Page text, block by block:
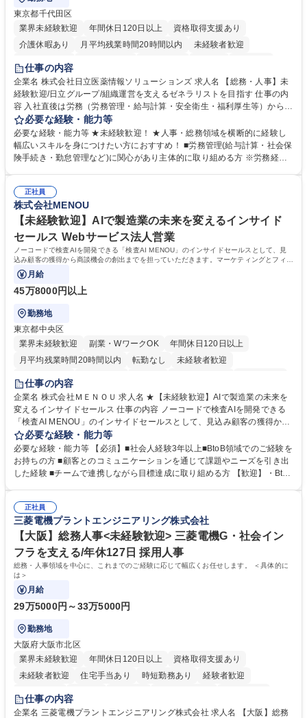
東京都千代田区
業界未経験歓迎
年間休日120日以上
資格取得支援あり
介護休暇あり
月平均残業時間20時間以内
未経験者歓迎
住宅手当あり
育休あり
完全週休2日制 交通費支給 土日祝休み 寮・社宅あり
仕事の内容
企業名 株式会社日立医薬情報ソリューションズ 求人名 【総務・人事】未
経験歓迎/日立グループ/組織運営を支えるゼネラリストを目指す 仕事の内
容 入社直後は労務（労務管理・給与計算・安全衛生・福利厚生等）からお
任せいたします。将来は総務・採用・教育業務へ守備範囲を広げ、組織運
営を支えるゼネラリストをめざせます。 ・初期業務：労働時間管理、給与
計算、社会保険対応、福利厚生管理、安全衛生、健康経営推進等をお任せ
します。ご経験に応じて、休職者管理など、幅広く経験を積んでいただき
幅広く経験を積みたい意欲がある方に最適な環境です。 募集職種 【総
務・人事】未経験歓迎/日立グループ/組織運営を支えるゼネラリストを目
指す
必要な経験・能力等
必要な経験・能力等 ★未経験歓迎！ ★人事・総務領域を横断的に経験し
幅広いスキルを身につけたい方におすすめ！ ■労務管理(給与計算・社会保
険手続き・勤怠管理など)に関心があり主体的に取り組める方 ※労務経験
のご経験 ■労務管理（給与計算・社会保険手続き・勤怠管理など）の経験
■衛生管理者の資格をお持ちの方 学歴・資格 学歴：大学院 大学 高専 短大
専修学校 高校 語学力： 資格：
正社員
株式会社MENOU
【未経験歓迎】AIで製造業の未来を変えるインサイド
セールス Webサービス法人営業
ノーコードで検査AIを開発できる「検査AI MENOU」のインサイドセールスとして、見
込み顧客の獲得から商談機会の創出までを担っていただきます。マーケティングとフィー
ルドセールスをつなぐ役割として、
月給
45万8000円以上
勤務地
東京都中央区
業界未経験歓迎
副業・WワークOK
年間休日120日以上
月平均残業時間20時間以内
転勤なし
未経験者歓迎
時短勤務あり
駅近5分以内
土日祝休み 服装自由
仕事の内容
企業名 株式会社ＭＥＮＯＵ 求人名 ★【未経験歓迎】AIで製造業の未来を
変えるインサイドセールス 仕事の内容 ノーコードで検査AIを開発できる
「検査AI MENOU」のインサイドセールスとして、見込み顧客の獲得から
商談機会の創出までを担っていただきます。マーケティングとフィールド
セールスをつなぐ役割として、 適切なタイミングで顧客とコミュニケーシ
ョンを取りながら、受注につながる商談機会の最大化を目指します。 【具
体的な仕事内容】 リードへの電話・メールによるアプローチ/リードナー
実行/フィールドセールスへの案件連携 募集職種 ★【未経験歓迎】AIで製
造業の未来を変えるインサイドセールス
必要な経験・能力等
必要な経験・能力等 【必須】■社会人経験3年以上■BtoB領域でのご経験を
お持ちの方 ■顧客とのコミュニケーションを通じて課題やニーズを引き出
した経験 ■チームで連携しながら目標達成に取り組める方 【歓迎】・BtoB
企画・実行経験 ・CRM・リードナーチャリングに関する知見 ・データを
もとに営業プロセスを改善した経験 学歴・資格 学歴：大学院 大学 高専 短
大 専修学校 高校 語学力： 資格：
正社員
三菱電機プラントエンジニアリング株式会社
【大阪】総務人事<未経験歓迎> 三菱電機G・社会イン
フラを支える/年休127日 採用人事
総務・人事領域を中心に、これまでのご経験に応じて幅広くお任せします。 ＜具体的に
は＞
月給
29万5000円～33万5000円
勤務地
大阪府大阪市北区
業界未経験歓迎
年間休日120日以上
資格取得支援あり
未経験者歓迎
住宅手当あり 時短勤務あり
経験者歓迎
退職金あり
駅近5分以内
土日祝休み 服装自由 寮・社宅あり 食事補助あり
仕事の内容
企業名 三菱電機プラントエンジニアリング株式会社 求人名 【大阪】総務